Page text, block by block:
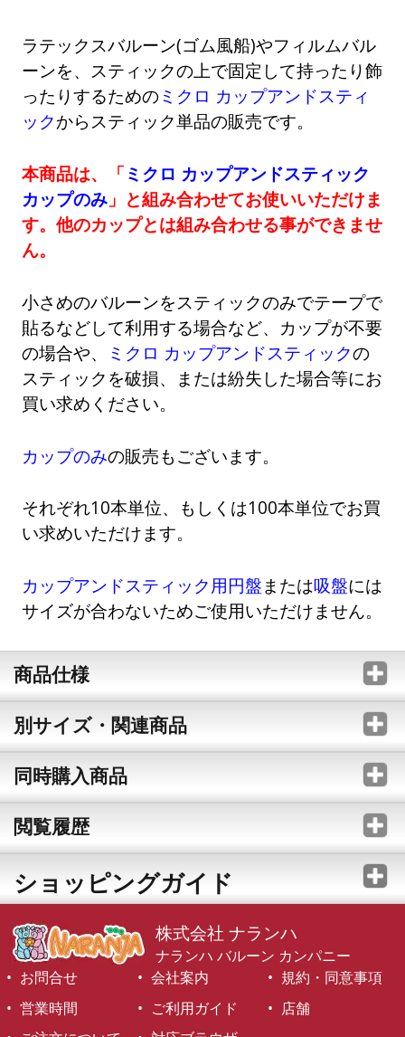
ラテックスバルーン(ゴム風船)やフィルムバル
ーンを、スティックの上で固定して持ったり飾
ったりするためのミクロ カップアンドスティ
ックからスティック単品の販売です。
本商品は、「 ミクロ カップアンドスティック
カップのみ 」と組み合わせてお使いいただけま
す。他のカップとは組み合わせる事ができませ
ん。
小さめのバルーンをスティックのみでテープで
貼るなどして利用する場合など、カップが不要
の場合や、
ミクロ カップアンドスティックの
スティックを破損、または紛失した場合等にお
買い求めください。
カップのみの販売もございます。
それぞれ10本単位、もしくは100本単位でお買
い求めいただけます。
カップアンドスティック用円盤または吸盤には
サイズが合わないためご使用いただけません。
商品仕様
別サイズ・関連商品
同時購入商品
閲覧履歴
ショッピングガイド
株式会社 ナランハ
ナランハ バルーン カンパニー
お問合せ
会社案内
規約・同意事項
営業時間
ご利用ガイド
店舗